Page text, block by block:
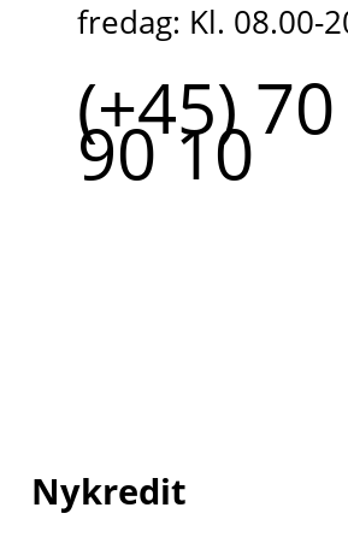
fredag: Kl. 08.00-
(+45)
90 10
Nykredit